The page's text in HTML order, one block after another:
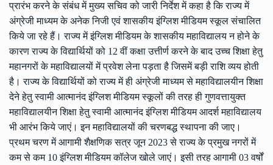
प्रारंभ करने के संबंध में मुख्य सचिव को जारी निर्देश में कहा है कि राज्य में
अंग्रेजी माध्यम के अनेक निजी एवं शासकीय इंग्लिश मीडियम स्कूल संचालित
किये जा रहे हैं। राज्य में इंग्लिश मीडियम के शासकीय महाविद्यालय न होने के
कारण राज्य के विद्यार्थियों को 12 वीं कक्षा उत्तीर्ण करने के बाद उच्च शिक्षा हेतु
महानगरों के महाविद्यालयों में प्रवेश लेना पड़ता है जिसमें बड़ी राशि व्यय होती
है। राज्य के विद्यार्थियों को राज्य में ही अंग्रेजी माध्यम से महाविद्यालयीन शिक्षा
देने हेतु स्वामी आत्मानंद इंग्लिश मीडियम स्कूलों की तरह ही गुणवत्तायुक्त
महाविद्यालयीन शिक्षा हेतु स्वामी आत्मानंद इंग्लिश मीडियम आदर्श महाविद्यालय
भी आरंभ किये जाएं। इन महाविद्यालयों की चरणबद्ध स्थापना की जाए।
प्रथम चरण में आगामी शैक्षणिक सत्र जून 2023 से राज्य के प्रमुख नगरों में
कम से कम 10 इंग्लिश मीडियम कॉलेज खोले जाएं। इसी तरह आगामी 03 वर्षों